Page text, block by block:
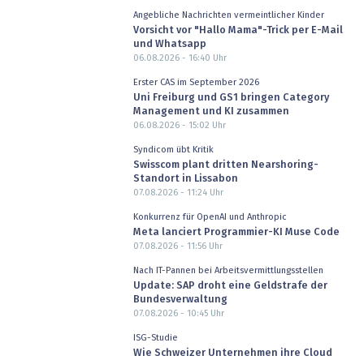
Angebliche Nachrichten vermeintlicher Kinder
Vorsicht vor "Hallo Mama"-Trick per E-Mail
und Whatsapp
06.08.2026 - 16:40 Uhr
Erster CAS im September 2026
Uni Freiburg und GS1 bringen Category
Management und KI zusammen
06.08.2026 - 15:02 Uhr
Syndicom übt Kritik
Swisscom plant dritten Nearshoring-
Standort in Lissabon
07.08.2026 - 11:24Uhr
Konkurrenz für OpenAI und Anthropic
Meta lanciert Programmier-KI Muse Code
07.08.2026 - 11:56Uhr
Nach IT-Pannen bei Arbeitsvermittlungsstellen
Update: SAP droht eine Geldstrafe der
Bundesverwaltung
07.08.2026 - 10:45Uhr
ISG-Studie
Wie Schweizer Unternehmen ihre Cloud